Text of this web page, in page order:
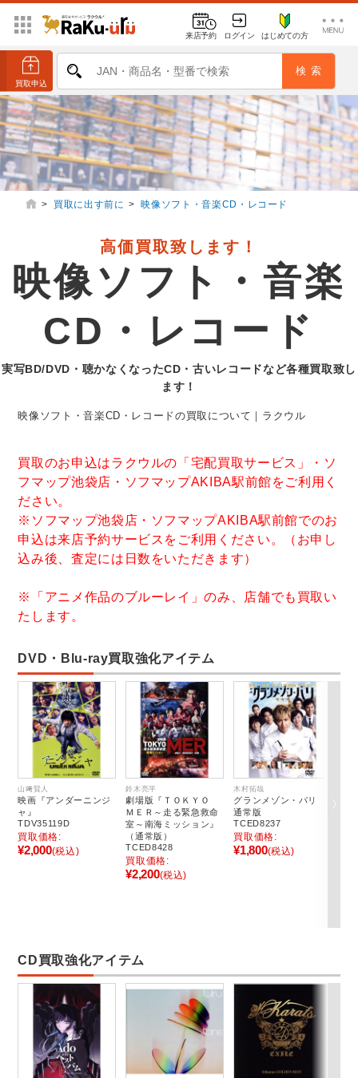
来店予約 ログイン はじめての方
> 買取に出す前に > 映像ソフト・音楽CD・レコード
高価買取致します！
映像ソフト・音楽
CD・レコード
実写BD/DVD・聴かなくなったCD・古いレコードなど各種買取致し
ます！
映像ソフト・音楽CD・レコードの買取について｜ラクウル
買取のお申込はラクウルの「宅配買取サービス」・ソ
フマップ池袋店・ソフマップAKIBA駅前館をご利用く
ださい。
※ソフマップ池袋店・ソフマップAKIBA駅前館でのお
申込は来店予約サービスをご利用ください。（お申し
込み後、査定には日数をいただきます）
※「アニメ作品のブルーレイ」のみ、店舗でも買取い
たします。
DVD・Blu-ray買取強化アイテム
山﨑賢人
映画『アンダーニンジ
ャ』
TDV35119D
買取価格:
¥2,000(税込)
鈴木亮平
劇場版『ＴＯＫＹＯ
ＭＥＲ～走る緊急救命
室～南海ミッション』
（通常版）
TCED8428
買取価格:
¥2,200(税込)
木村拓哉
グランメゾン・パリ
通常版
TCED8237
買取価格:
¥1,800(税込)
CD買取強化アイテム